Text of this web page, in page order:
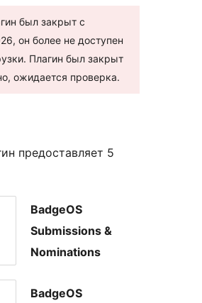
был закрыт с
он более не доступен
Плагин был закрыт
ожидается проверка.
предоставляет 5
BadgeOS
Submissions &
Nominations
BadgeOS